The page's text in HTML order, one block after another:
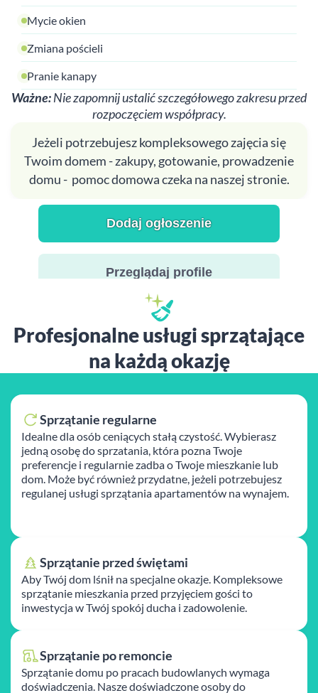
Mycie okien
Zmiana pościeli
Pranie kanapy
Ważne:Nie zapomnij ustalić szczegółowego zakresu przed
rozpoczęciem współpracy.
Jeżeli potrzebujesz kompleksowego zajęcia się
Twoim domem - zakupy, gotowanie, prowadzenie
domu - pomoc domowa czeka na naszej stronie.
Dodaj ogłoszenie
Przeglądaj profile
Profesjonalne usługi sprzątające
na każdą okazję
Sprzątanie regularne
Idealne dla osób ceniących stałą czystość. Wybierasz
jedną osobę do sprzatania, która pozna Twoje
preferencje i regularnie zadba o Twoje mieszkanie lub
dom. Może być również przydatne, jeżeli potrzebujesz
regulanej usługi sprzątania apartamentów na wynajem.
Sprzątanie przed świętami
Aby Twój dom lśnił na specjalne okazje. Kompleksowe
sprzątanie mieszkania przed przyjęciem gości to
inwestycja w Twój spokój ducha i zadowolenie.
Sprzątanie po remoncie
Sprzątanie domu po pracach budowlanych wymaga
doświadczenia. Nasze doświadczone osoby do